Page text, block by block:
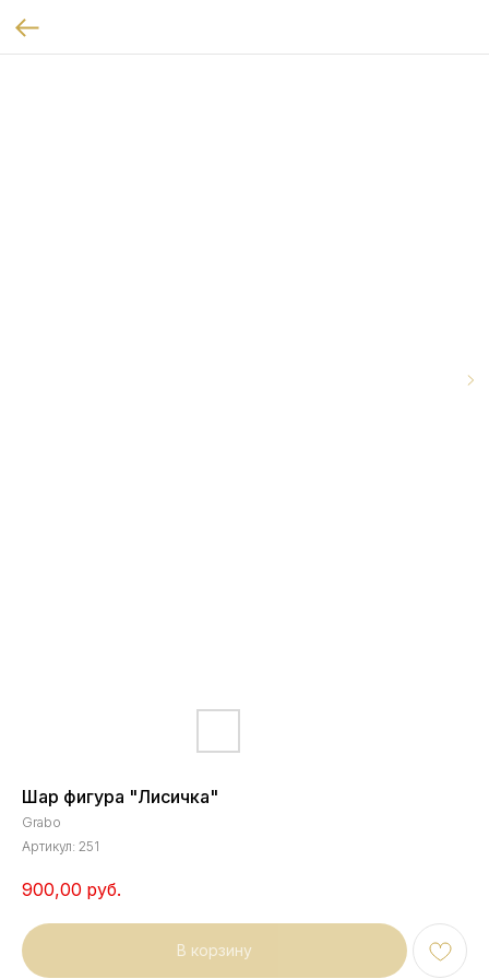
Шар фигура "Лисичка"
Grabo
Артикул: 251
900,00 руб.
В корзину